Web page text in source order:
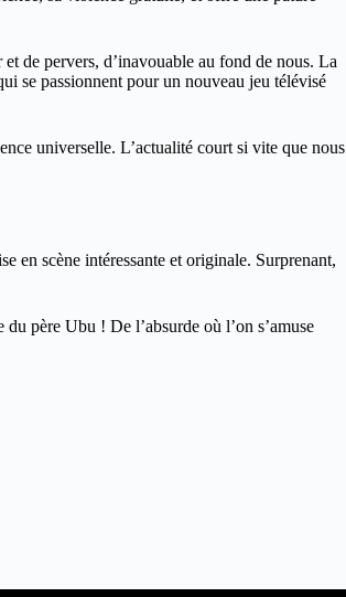
de pervers, d’inavouable au fond de nous. La
se passionnent pour un nouveau jeu télévisé
universelle. L’actualité court si vite que nous
en scène intéressante et originale. Surprenant,
père Ubu ! De l’absurde où l’on s’amuse